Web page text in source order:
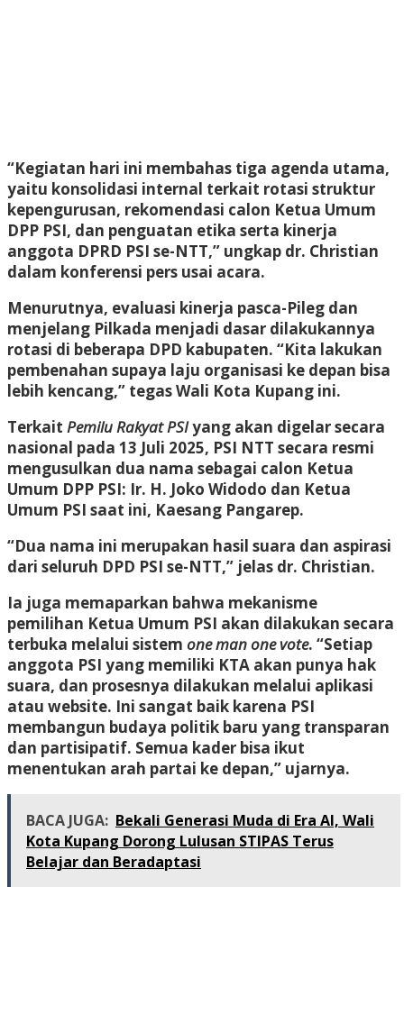
“Kegiatan hari ini membahas tiga agenda utama,
yaitu konsolidasi internal terkait rotasi struktur
kepengurusan, rekomendasi calon Ketua Umum
DPP PSI, dan penguatan etika serta kinerja
anggota DPRD PSI se-NTT,” ungkap dr. Christian
dalam konferensi pers usai acara.
Menurutnya, evaluasi kinerja pasca-Pileg dan
menjelang Pilkada menjadi dasar dilakukannya
rotasi di beberapa DPD kabupaten. “Kita lakukan
pembenahan supaya laju organisasi ke depan bisa
lebih kencang,” tegas Wali Kota Kupang ini.
Terkait Pemilu Rakyat PSIyang akan digelar secara
nasional pada 13 Juli 2025, PSI NTT secara resmi
mengusulkan dua nama sebagai calon Ketua
Umum DPP PSI: Ir. H. Joko Widodo dan Ketua
Umum PSI saat ini, Kaesang Pangarep.
“Dua nama ini merupakan hasil suara dan aspirasi
dari seluruh DPD PSI se-NTT,” jelas dr. Christian.
Ia juga memaparkan bahwa mekanisme
pemilihan Ketua Umum PSI akan dilakukan secara
terbuka melalui sistem one man one vote. “Setiap
anggota PSI yang memiliki KTA akan punya hak
suara, dan prosesnya dilakukan melalui aplikasi
atau website. Ini sangat baik karena PSI
membangun budaya politik baru yang transparan
dan partisipatif. Semua kader bisa ikut
menentukan arah partai ke depan,” ujarnya.
BACA JUGA: Bekali Generasi Muda di Era AI, Wali
Kota Kupang Dorong Lulusan STIPAS Terus
Belajar dan Beradaptasi